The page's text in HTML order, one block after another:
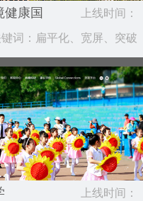
健康国
上线时间：
2019.12
词：扁平化、宽屏、突破
上线时间：